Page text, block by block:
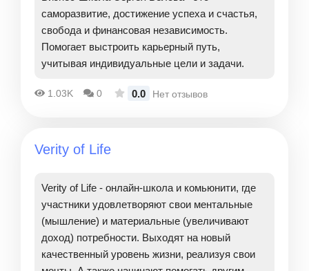
саморазвитие, достижение успеха и счастья,
свобода и финансовая независимость.
Помогает выстроить карьерный путь,
учитывая индивидуальные цели и задачи.
1.03K 0 0.0 Нет отзывов
Verity of Life
Verity of Life - онлайн-школа и комьюнити, где
участники удовлетворяют свои ментальные
(мышление) и материальные (увеличивают
доход) потребности. Выходят на новый
качественный уровень жизни, реализуя свои